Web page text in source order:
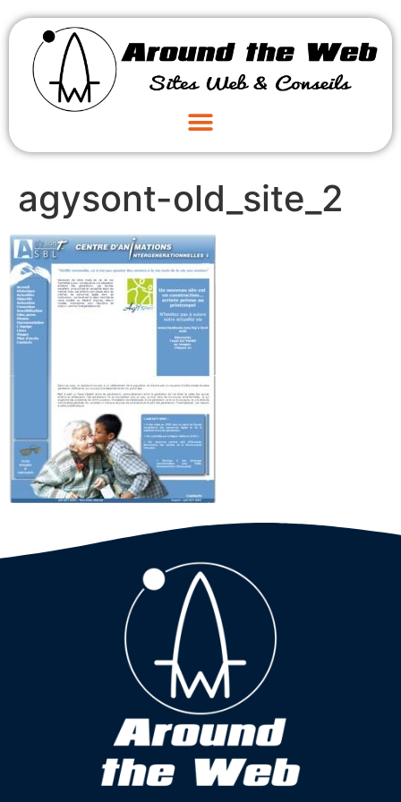
agysont-old_site_2